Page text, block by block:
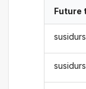
Future